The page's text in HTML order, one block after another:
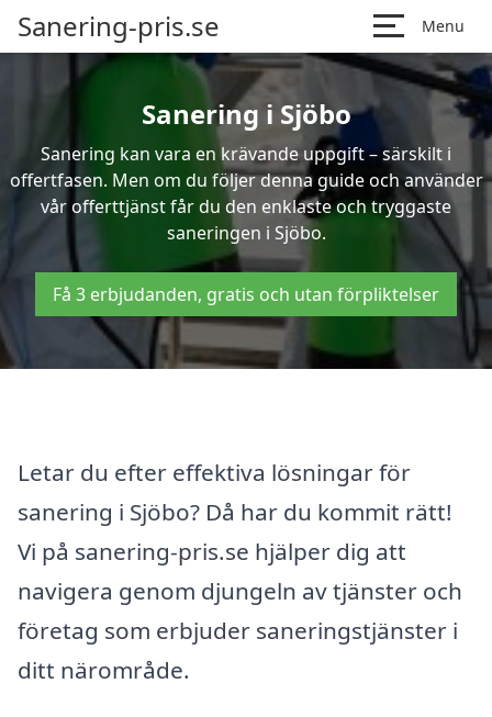
Sanering-pris.se Menu
Sanering i Sjöbo
Sanering kan vara en krävande uppgift – särskilt i
offertfasen. Men om du följer denna guide och använder
vår offerttjänst får du den enklaste och tryggaste
saneringen i Sjöbo.
Få 3 erbjudanden, gratis och utan förpliktelser
Letar du efter effektiva lösningar för
sanering i Sjöbo? Då har du kommit rätt!
Vi på sanering-pris.se hjälper dig att
navigera genom djungeln av tjänster och
företag som erbjuder saneringstjänster i
ditt närområde.